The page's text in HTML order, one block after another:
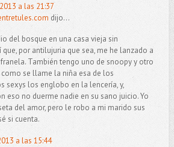
a las 21:37
dijo...
del bosque en una casa vieja sin
que, por antilujuria que sea, me he lanzado a
También tengo uno de snoopy y otro
se llame la niña esa de los
sexys los englobo en la lencería, y,
eso no duerme nadie en su sano juicio. Yo
del amor, pero le robo a mi marido sus
si cuenta.
a las 15:44